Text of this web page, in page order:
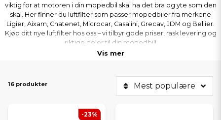
viktig for at motoren i din mopedbil skal ha det bra og yte som den
skal. Her finner du luftfilter som passer mopedbiler fra merkene
Ligier, Aixam, Chatenet, Microcar, Casalini, Grecav, JDM og Bellier.
Kjøp ditt nye luftfilter hos oss – vi tilbyr gode priser, rask levering og
riktige deler til din mopedbil!
Vis mer
16 produkter Mest populære
-23%